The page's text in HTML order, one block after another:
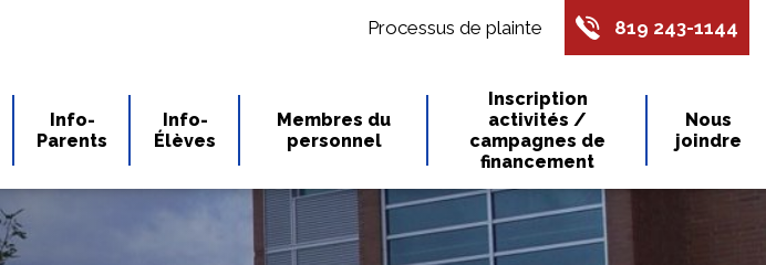
Processus de plainte 819 243-1144
Info-
Parents
Info-
Élèves
Membres du
personnel
Inscription
activités /
campagnes de
financement
Nous
joindre